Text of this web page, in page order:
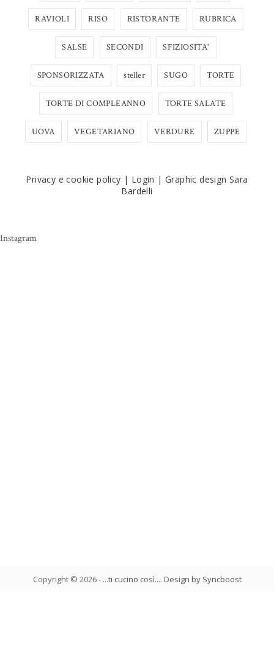
RAVIOLI RISO RISTORANTE RUBRICA
SALSE SECONDI SFIZIOSITA'
SPONSORIZZATA steller SUGO TORTE
TORTE DI COMPLEANNO TORTE SALATE
UOVA VEGETARIANO VERDURE ZUPPE
Privacy e cookie policy | Login | Graphic design Sara
Bardelli
Instagram
Copyright © 2026- ...ti cucino così.... Design by Syncboost